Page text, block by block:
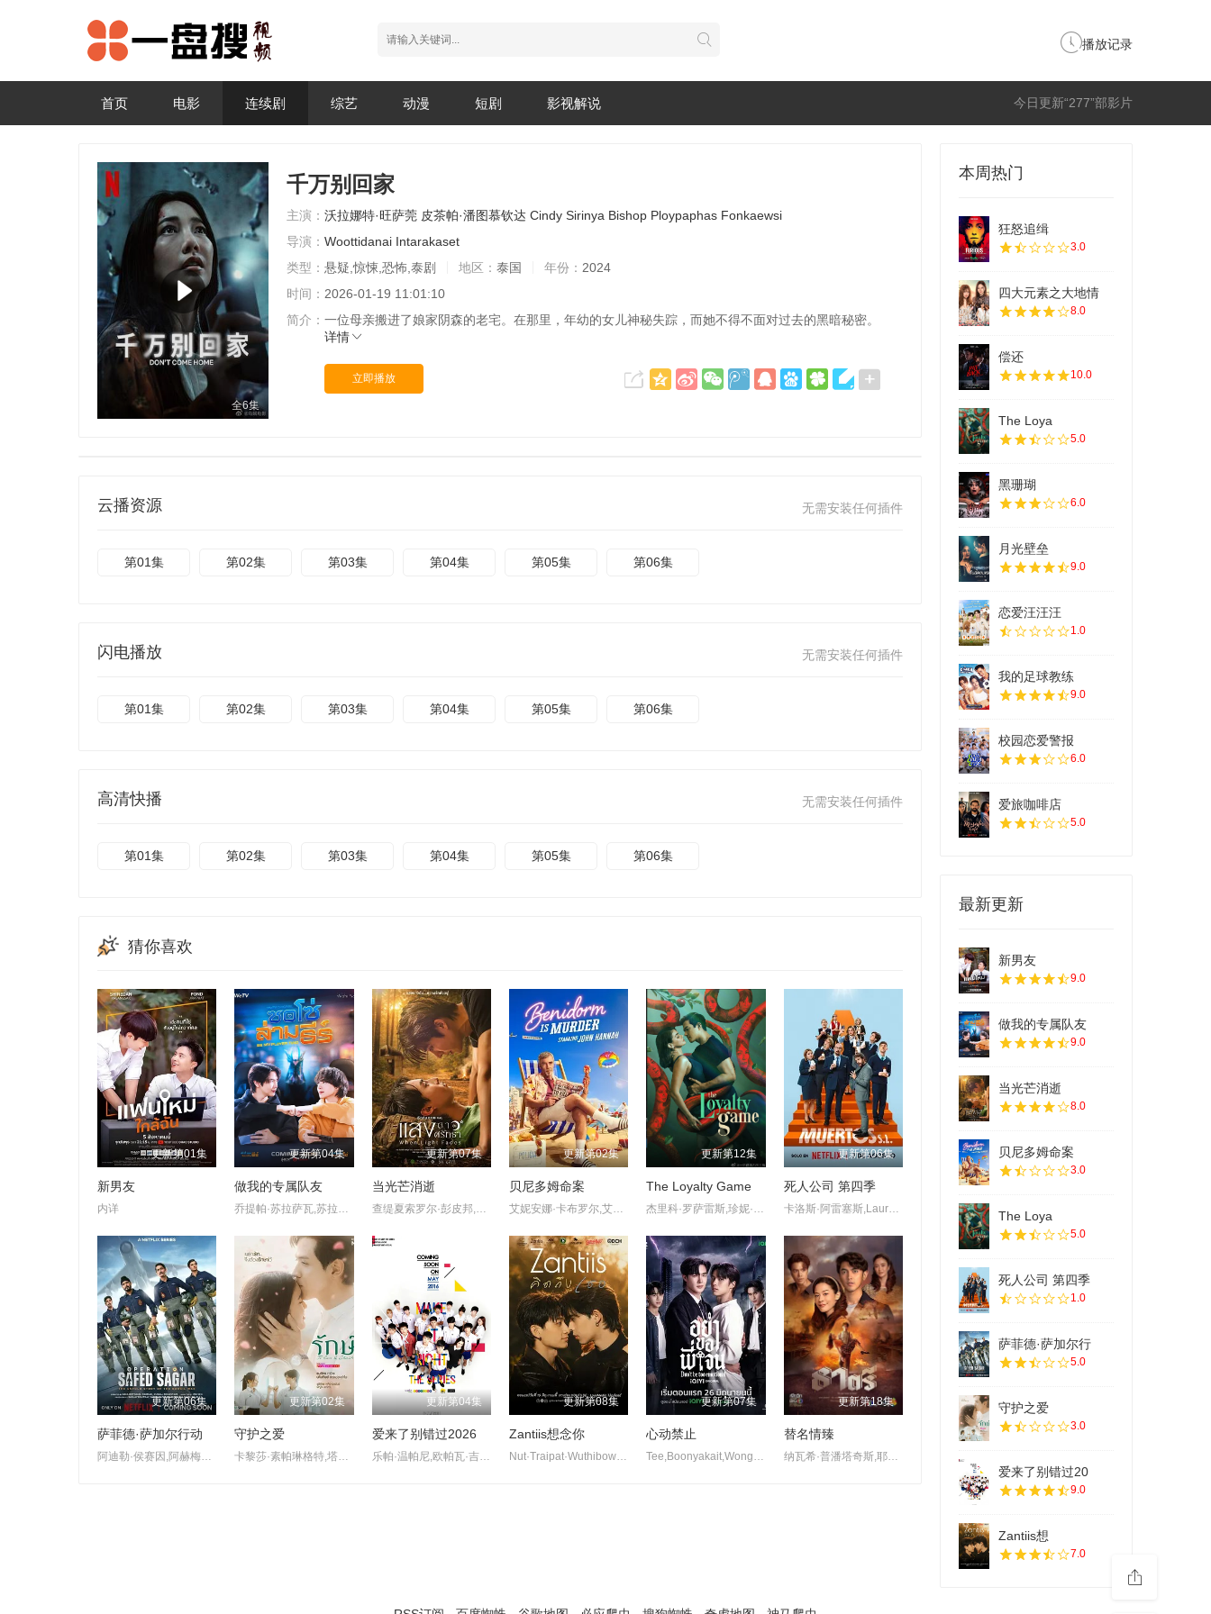
播放记录
今日更新“277”部影片
首页 电影 连续剧 综艺 动漫 短剧 影视解说
全6集
千万别回家
主演： 沃拉娜特·旺萨莞 皮茶帕·潘图慕钦达 Cindy Sirinya Bishop Ploypaphas Fonkaewsi
导演： Woottidanai Intarakaset
类型： 悬疑,惊悚,恐怖,泰剧 地区： 泰国 年份： 2024
时间： 2026-01-19 11:01:10
简介： 一位母亲搬进了娘家阴森的老宅。在那里，年幼的女儿神秘失踪，而她不得不面对过去的黑暗秘密。
详情
立即播放
无需安装任何插件
云播资源
第01集 第02集 第03集 第04集 第05集 第06集
无需安装任何插件
闪电播放
第01集 第02集 第03集 第04集 第05集 第06集
无需安装任何插件
高清快播
第01集 第02集 第03集 第04集 第05集 第06集
猜你喜欢
更新第01集
新男友
内详
更新第04集
做我的专属队友
乔提帕·苏拉萨瓦,苏拉德·皮凌瓦,查卢彭·提坤朋提拉翁,拉差塔·皮澈肖特,瓦拉提普·基迪派山,纳缇萨勘·差洛特,贲·奔伽铭·格伦威尔,Jay·Sorathon·Chaloemlapsombut
更新第07集
当光芒消逝
查缇夏索罗尔·彭皮邦,LHONGCHANG,ATIP,KORSINKA
更新第02集
贝尼多姆命案
艾妮安娜·卡布罗尔,艾伦·麦肯纳,约翰·汉纳,伊娃·范·德·古奇特,伊恩·克宁汉,吉姆·英格利氏,Samantha·Power,Tábata·Cerezo,阿里·哈迪曼,诺埃·塞贝尔,奥马尔·沙克尔,Carolina·Bécquer,Damian·Schedler·Cruz,Vaitiare·Ramos
更新第12集
The Loyalty Game
杰里科·罗萨雷斯,珍妮·古铁雷斯,卡米娜·维拉罗尔
更新第06集
死人公司 第四季
卡洛斯·阿雷塞斯,Laura·Caballero
更新第06集
萨菲德·萨加尔行动
阿迪勒·侯赛因,阿赫梅德·坎,悉塔尔特,吉米·舍尔吉勒,维奈·帕塔克,Ashok·Mehta,马努·里希·查达,马克·班宁顿,莫汉·卡普尔,R·巴克提·克莱因,丹尼斯·侯赛因,普拉加克塔·科利,Edward·Sonnenblick,Dia·Mirza,阿比·维尔马,米希尔·阿胡贾,Masoom·Mumtaz·Khan,Taaruk·Raina,阿姆丽塔·巴格琪,Arnav·Bhasin,Anupam·K.·Sinha,Raj·Vasudeva
更新第02集
守护之爱
卡黎莎·素帕琳格特,塔那帕特·卡维拉,朋拉维·凯普拉帕功,娜琳迪帕·莎功昂格派,拉提帕·隆沃那潘,查卡蒙·瑟颂维塔亚,Freya·Sirinchaya,哈莉特·阿芮娅·玛格拉
更新第04集
爱来了别错过2026
乐帕·温帕尼,欧帕瓦·吉沙晚迪,洪天逸,林乐杰,平贲·帕尼同通隆,司提瓦·因恩巴同,皮安崇·达姆容桑托恩查
更新第08集
Zantiis想念你
Nut·Traipat·Wuthibowornnant,Team·Tatchanon·Thongpao,Guide·Piyawat·Khongsamran
更新第07集
心动禁止
Tee,Boonyakait,Wongsajaem,塔那蓬·罗桑鲁昂,帕他勒彭·德浦沃拉侬,Korn,Palat,Chayutnitiroj
更新第18集
替名情臻
纳瓦希·普潘塔奇斯,耶娜·萨拉斯,塔拉·提帕,威拉卡尼·坎瓦塔纳固,莎兰娅·君帕缇,普莉玛·邦查伦,维拉甘·瓦塔纳坤,Wiranakarn,Wattanakun
本周热门
狂怒追缉
3.0
四大元素之大地情
8.0
偿还
10.0
The Loya
5.0
黑珊瑚
6.0
月光壁垒
9.0
恋爱汪汪汪
1.0
我的足球教练
9.0
校园恋爱警报
6.0
爱旅咖啡店
5.0
最新更新
新男友
9.0
做我的专属队友
9.0
当光芒消逝
8.0
贝尼多姆命案
3.0
The Loya
5.0
死人公司 第四季
1.0
萨菲德·萨加尔行
5.0
守护之爱
3.0
爱来了别错过20
9.0
Zantiis想
7.0